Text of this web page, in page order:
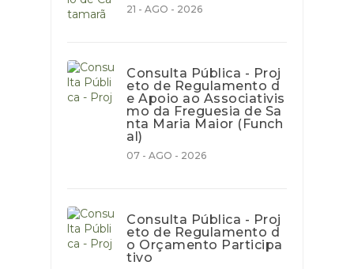
21 - AGO - 2026
Consulta Pública - Proj
eto de Regulamento d
e Apoio ao Associativis
mo da Freguesia de Sa
nta Maria Maior (Funch
al)
07 - AGO - 2026
Consulta Pública - Proj
eto de Regulamento d
o Orçamento Participa
tivo